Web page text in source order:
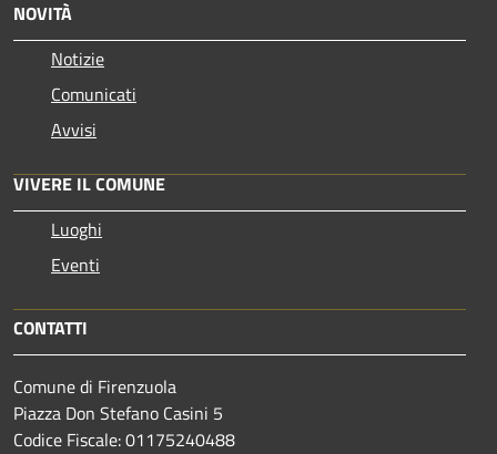
NOVITÀ
Notizie
Comunicati
Avvisi
VIVERE IL COMUNE
Luoghi
Eventi
CONTATTI
Comune di Firenzuola
Piazza Don Stefano Casini 5
Codice Fiscale: 01175240488